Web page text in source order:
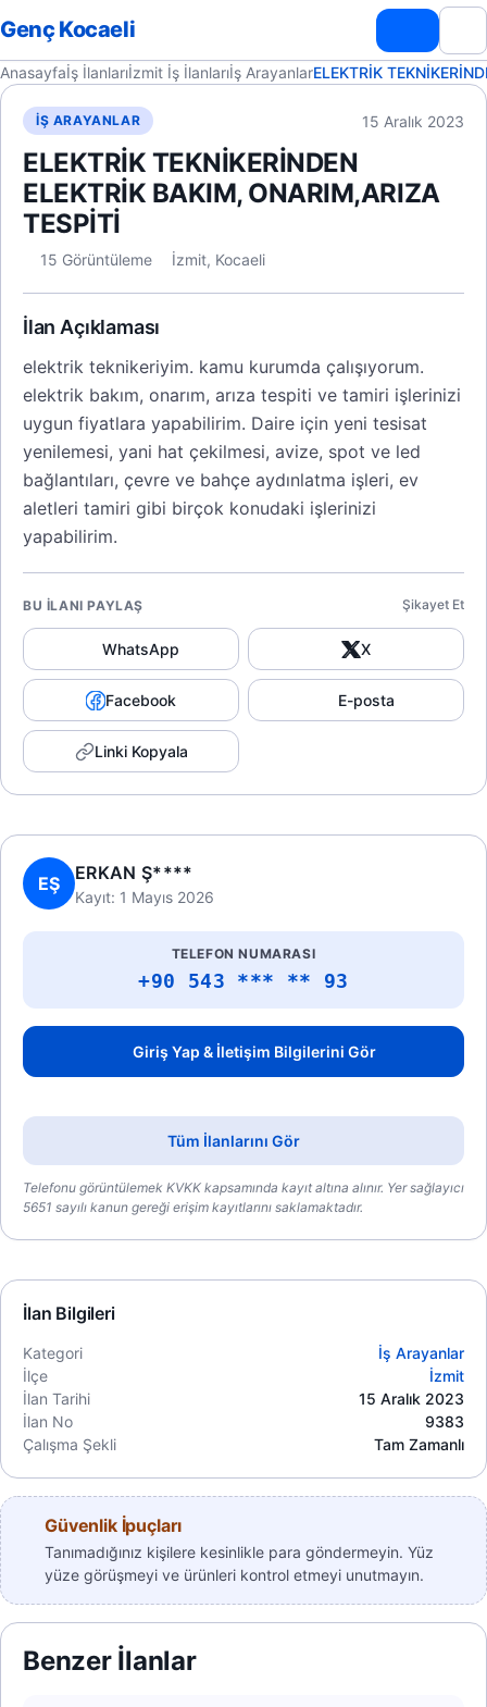
Genç Kocaeli
Anasayfaİş İlanlarıİzmit İş İlanlarıİş ArayanlarELEKTRİK
İŞ ARAYANLAR 15 Aralık 2023
ELEKTRİK TEKNİKERİNDEN
ELEKTRİK BAKIM, ONARIM,ARIZA
TESPİTİ
15 Görüntüleme İzmit, Kocaeli
İlan Açıklaması
elektrik teknikeriyim. kamu kurumda çalışıyorum.
elektrik bakım, onarım, arıza tespiti ve tamiri işlerinizi
uygun fiyatlara yapabilirim. Daire için yeni tesisat
yenilemesi, yani hat çekilmesi, avize, spot ve led
bağlantıları, çevre ve bahçe aydınlatma işleri, ev
aletleri tamiri gibi birçok konudaki işlerinizi
yapabilirim.
BU İLANI PAYLAŞ Şikayet Et
WhatsApp X
Facebook E-posta
Linki Kopyala
EŞ
ERKAN Ş****
Kayıt: 1 Mayıs 2026
TELEFON NUMARASI
+90 543 *** ** 93
Giriş Yap & İletişim Bilgilerini Gör
Tüm İlanlarını Gör
Telefonu görüntülemek KVKK kapsamında kayıt altına alınır. Yer sağlayıcı
5651 sayılı kanun gereği erişim kayıtlarını saklamaktadır.
İlan Bilgileri
Kategori
İş Arayanlar
İlçe
İzmit
İlan Tarihi
15 Aralık 2023
İlan No
9383
Çalışma Şekli
Tam Zamanlı
Güvenlik İpuçları
Tanımadığınız kişilere kesinlikle para göndermeyin. Yüz
yüze görüşmeyi ve ürünleri kontrol etmeyi unutmayın.
Benzer İlanlar